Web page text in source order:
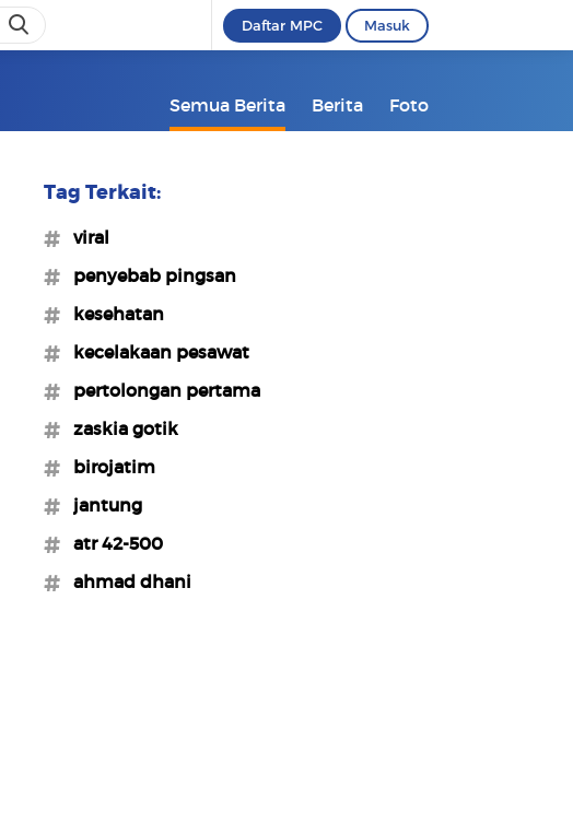
Daftar MPC Masuk
Semua Berita Berita Foto
Tag Terkait:
#viral
#penyebab pingsan
#kesehatan
#kecelakaan pesawat
#pertolongan pertama
#zaskia gotik
#birojatim
#jantung
#atr 42-500
#ahmad dhani